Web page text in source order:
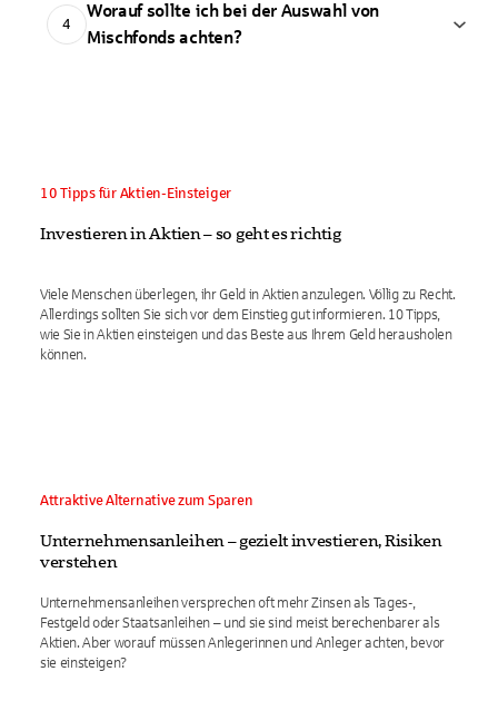
4
Worauf sollte ich bei der Auswahl von
Mischfonds achten?
10 Tipps für Aktien-Einsteiger
Investieren in Aktien – so geht es richtig
Viele Menschen überlegen, ihr Geld in Aktien anzulegen. Völlig zu Recht.
Allerdings sollten Sie sich vor dem Einstieg gut informieren. 10 Tipps,
wie Sie in Aktien einsteigen und das Beste aus Ihrem Geld herausholen
können.
Attraktive Alternative zum Sparen
Unternehmensanleihen – gezielt investieren, Risiken
verstehen
Unternehmensanleihen versprechen oft mehr Zinsen als Tages-,
Festgeld oder Staatsanleihen – und sie sind meist berechenbarer als
Aktien. Aber worauf müssen Anlegerinnen und Anleger achten, bevor
sie einsteigen?